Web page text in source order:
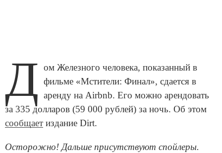
Д ом Железного человека, показанный в
фильме «Мстители: Финал», сдается в
аренду на Airbnb. Его можно арендовать
за 335 долларов (59 000 рублей) за ночь. Об этом
сообщает издание Dirt.
Осторожно! Дальше присутствуют спойлеры.